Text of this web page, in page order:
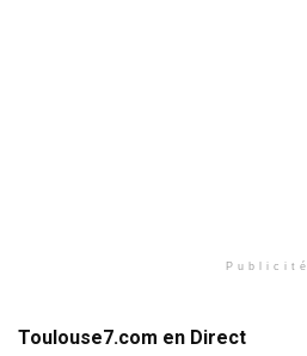
Publicité
Toulouse7.com en Direct